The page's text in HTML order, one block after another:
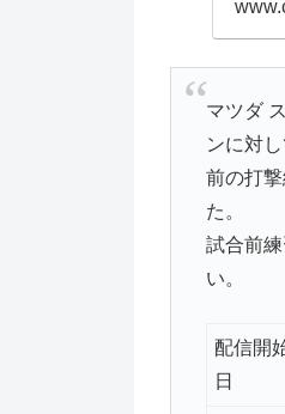
マツダ
ンに対
前の打
た。
試合前
い。
配信開
日